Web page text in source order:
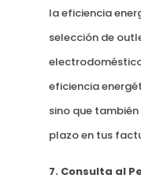
la eficiencia
selección de
eficiencia
sino que
plazo en tus
7. Consulta al